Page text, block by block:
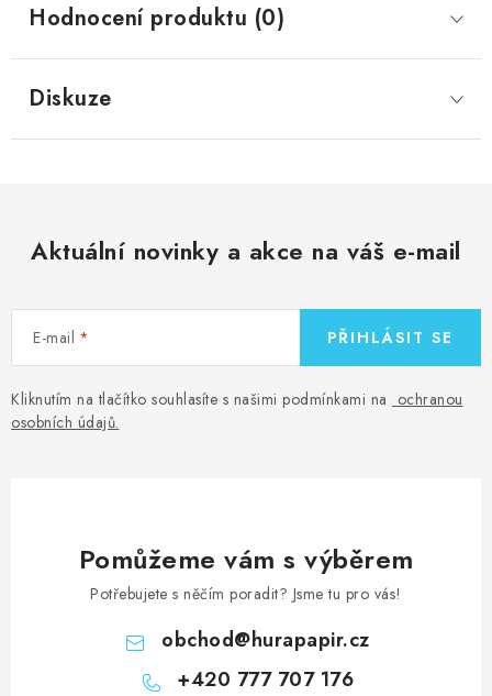
Hodnocení produktu (0)
Diskuze
Aktuální novinky a akce na váš e-mail
E-mail
Kliknutím na tlačítko souhlasíte s našimi podmínkami na ochranou
osobních údajů.
PŘIHLÁSIT SE
Pomůžeme vám s výběrem
Potřebujete s něčím poradit? Jsme tu pro vás!
obchod@hurapapir.cz
+420 777 707 176